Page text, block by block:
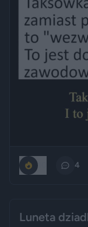
4
Luneta